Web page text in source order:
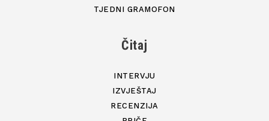
TJEDNI GRAMOFON
Čitaj
INTERVJU
IZVJEŠTAJ
RECENZIJA